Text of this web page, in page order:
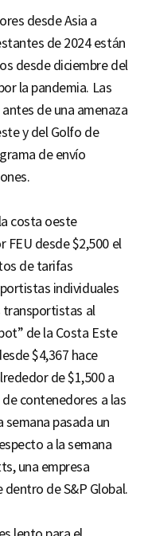
desde Asia a
de 2024 están
desde diciembre del
la pandemia. Las
de una amenaza
y del Golfo de
de envío
costa oeste
FEU desde $2,500 el
de tarifas
individuales
transportistas al
de la Costa Este
$4,367 hace
de $1,500 a
contenedores a las
pasada un
a la semana
una empresa
de S&P Global.